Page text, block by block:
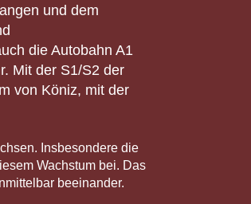
und dem
die Autobahn A1
Mit der S1/S2 der
von Köniz, mit der
Insbesondere die
Wachstum bei. Das
beeinander.